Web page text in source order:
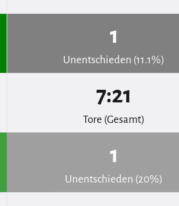
1
Unentschieden (11.1%)
7:21
Tore (Gesamt)
1
Unentschieden (20%)